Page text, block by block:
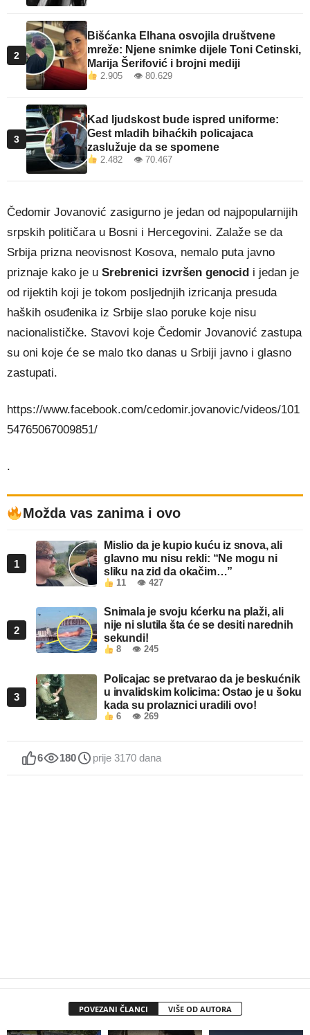
2
Bišćanka Elhana osvojila društvene
mreže: Njene snimke dijele Toni Cetinski,
Marija Šerifović i brojni mediji
2.905 👁 80.629
3
Kad ljudskost bude ispred uniforme:
Gest mladih bihaćkih policajaca
zaslužuje da se spomene
2.482 👁 70.467
Čedomir Jovanović zasigurno je jedan od najpopularnijih
srpskih političara u Bosni i Hercegovini. Zalaže se da
Srbija prizna neovisnost Kosova, nemalo puta javno
priznaje kako je u Srebrenici izvršen genocid i jedan je
od rijektih koji je tokom posljednjih izricanja presuda
haških osuđenika iz Srbije slao poruke koje nisu
nacionalističke. Stavovi koje Čedomir Jovanović zastupa
su oni koje će se malo tko danas u Srbiji javno i glasno
zastupati.
https://www.facebook.com/cedomir.jovanovic/videos/101
54765067009851/
.
Možda vas zanima i ovo
1
Mislio da je kupio kuću iz snova, ali
glavno mu nisu rekli: “Ne mogu ni
sliku na zid da okačim…”
11 👁 427
2
Snimala je svoju kćerku na plaži, ali
nije ni slutila šta će se desiti narednih
sekundi!
8 👁 245
3
Policajac se pretvarao da je beskućnik
u invalidskim kolicima: Ostao je u šoku
kada su prolaznici uradili ovo!
6 👁 269
6 180 prije 3170 dana
POVEZANI ČLANCI VIŠE OD AUTORA